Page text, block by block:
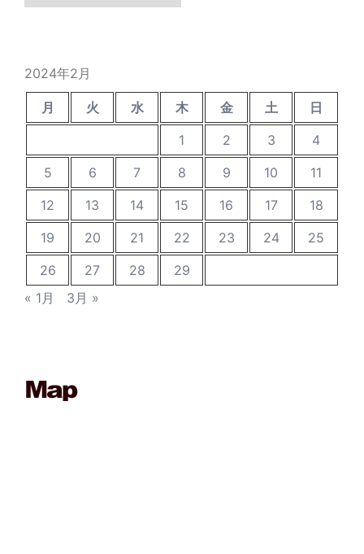
2024年2月
月 火 水 木 金 土
日
1
2 3
4
5
6 7 8 9 10
11
12
13 14 15 16 17
18
19
20 21 22 23 24
25
26
27 28
29
« 1月
3月 »